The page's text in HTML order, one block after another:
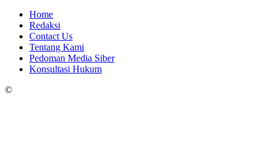
Home
Redaksi
Contact Us
Tentang Kami
Pedoman Media Siber
Konsultasi Hukum
©